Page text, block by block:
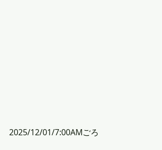
2025/12/01/7:00AMごろ